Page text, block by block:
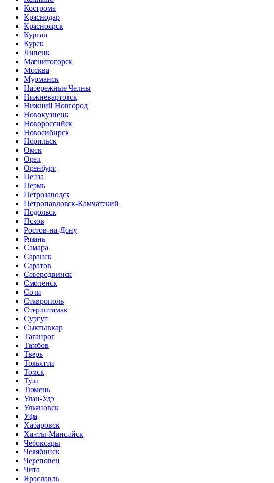
Кострома
Краснодар
Красноярск
Курган
Курск
Липецк
Магнитогорск
Москва
Мурманск
Набережные Челны
Нижневартовск
Нижний Новгород
Новокузнецк
Новороссийск
Новосибирск
Норильск
Омск
Орел
Оренбург
Пенза
Пермь
Петрозаводск
Петропавловск-Камчатский
Подольск
Псков
Ростов-на-Дону
Рязань
Самара
Саранск
Саратов
Северодвинск
Смоленск
Сочи
Ставрополь
Стерлитамак
Сургут
Сыктывкар
Таганрог
Тамбов
Тверь
Тольятти
Томск
Тула
Тюмень
Улан-Удэ
Ульяновск
Уфа
Хабаровск
Ханты-Мансийск
Чебоксары
Челябинск
Череповец
Чита
Ярославль